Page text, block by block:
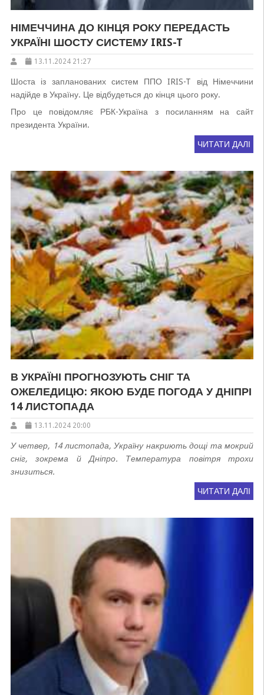
НІМЕЧЧИНА ДО КІНЦЯ РОКУ ПЕРЕДАСТЬ
УКРАЇНІ ШОСТУ СИСТЕМУ IRIS-T
13.11.2024 21:27
Шоста із запланованих систем ППО IRIS-T від Німеччини
надійде в Україну. Це відбудеться до кінця цього року.
Про це повідомляє РБК-Україна з посиланням на сайт
президента України.
ЧИТАТИ ДАЛІ
В УКРАЇНІ ПРОГНОЗУЮТЬ СНІГ ТА
ОЖЕЛЕДИЦЮ: ЯКОЮ БУДЕ ПОГОДА У ДНІПРІ
14 ЛИСТОПАДА
13.11.2024 20:00
У четвер, 14 листопада, Україну накриють дощі та мокрий
сніг, зокрема й Дніпро. Температура повітря трохи
знизиться.
ЧИТАТИ ДАЛІ